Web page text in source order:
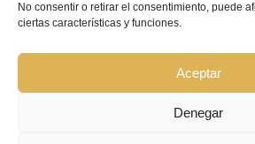
No consentir o retirar el consentimiento, puede
ciertas características y funciones.
Aceptar
Denegar
© Copyright 2026 | GRUPO BIOCOSMÉTICA
Declaración de